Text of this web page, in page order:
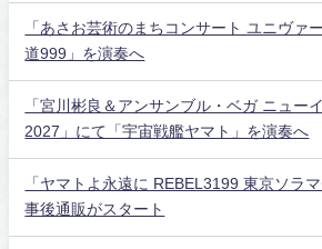
「あさお芸術のまちコンサート ユニヴァ
道999」を演奏へ
「宮川彬良＆アンサンブル・ベガ ニュー
2027」にて「宇宙戦艦ヤマト」を演奏へ
「ヤマトよ永遠に REBEL3199 東京ソラ
事後通販がスタート